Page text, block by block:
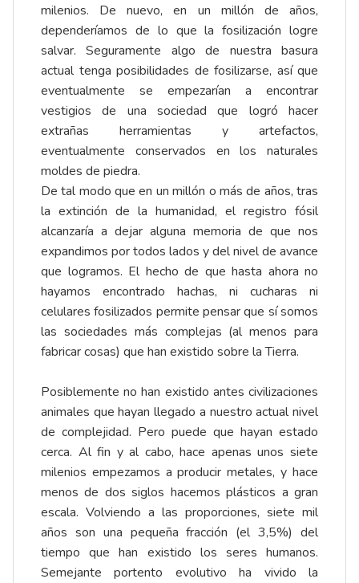
milenios. De nuevo, en un millón de años,
dependeríamos de lo que la fosilización logre
salvar. Seguramente algo de nuestra basura
actual tenga posibilidades de fosilizarse, así que
eventualmente se empezarían a encontrar
vestigios de una sociedad que logró hacer
extrañas herramientas y artefactos,
eventualmente conservados en los naturales
moldes de piedra.
De tal modo que en un millón o más de años, tras
la extinción de la humanidad, el registro fósil
alcanzaría a dejar alguna memoria de que nos
expandimos por todos lados y del nivel de avance
que logramos. El hecho de que hasta ahora no
hayamos encontrado hachas, ni cucharas ni
celulares fosilizados permite pensar que sí somos
las sociedades más complejas (al menos para
fabricar cosas) que han existido sobre la Tierra.
Posiblemente no han existido antes civilizaciones
animales que hayan llegado a nuestro actual nivel
de complejidad. Pero puede que hayan estado
cerca. Al fin y al cabo, hace apenas unos siete
milenios empezamos a producir metales, y hace
menos de dos siglos hacemos plásticos a gran
escala. Volviendo a las proporciones, siete mil
años son una pequeña fracción (el 3,5%) del
tiempo que han existido los seres humanos.
Semejante portento evolutivo ha vivido la